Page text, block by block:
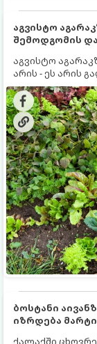
აგვისტო
შემოდგომის
აგვისტო
არის - ეს არის
ეყრება
შემოდგომა-
ნიადაგმა
ზამთარს
მნიშვნელოვანი
ბოსტანი
იზრდება
ქალაქში